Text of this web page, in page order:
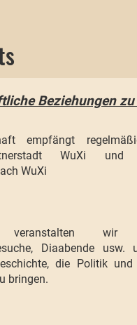
Beziehungen zu
empfängt
WuXi und
WuXi
veranstalten wir
Diaabende usw.
die Politik
bringen.